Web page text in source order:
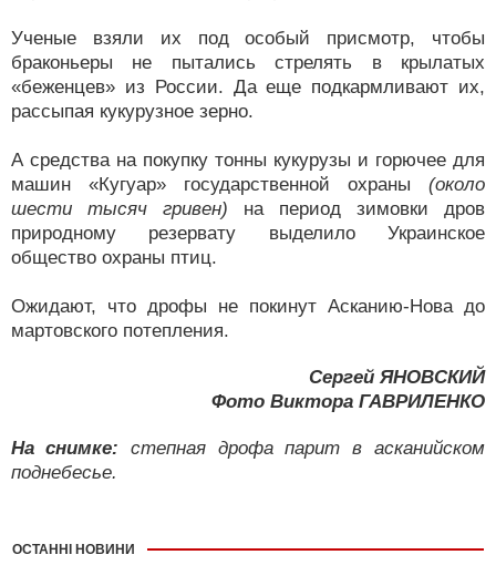
Ученые взяли их под особый присмотр, чтобы
браконьеры не пытались стрелять в крылатых
«беженцев» из России. Да еще подкармливают их,
рассыпая кукурузное зерно.
А средства на покупку тонны кукурузы и горючее для
машин «Кугуар» государственной охраны (около
шести тысяч гривен) на период зимовки дров
природному резервату выделило Украинское
общество охраны птиц.
Ожидают, что дрофы не покинут Асканию-Нова до
мартовского потепления.
Сергей ЯНОВСКИЙ
Фото Виктора ГАВРИЛЕНКО
На снимке: степная дрофа парит в асканийском
поднебесье.
ОСТАННІ НОВИНИ